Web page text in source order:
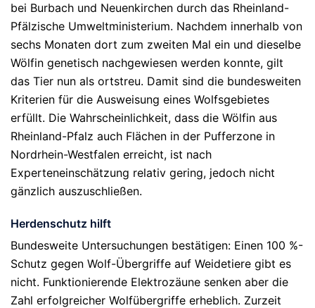
bei Burbach und Neuenkirchen durch das Rheinland-
Pfälzische Umweltministerium. Nachdem innerhalb von
sechs Monaten dort zum zweiten Mal ein und dieselbe
Wölfin genetisch nachgewiesen werden konnte, gilt
das Tier nun als ortstreu. Damit sind die bundesweiten
Kriterien für die Ausweisung eines Wolfsgebietes
erfüllt. Die Wahrscheinlichkeit, dass die Wölfin aus
Rheinland-Pfalz auch Flächen in der Pufferzone in
Nordrhein-Westfalen erreicht, ist nach
Experteneinschätzung relativ gering, jedoch nicht
gänzlich auszuschließen.
Herdenschutz hilft
Bundesweite Untersuchungen bestätigen: Einen 100 %-
Schutz gegen Wolf-Übergriffe auf Weidetiere gibt es
nicht. Funktionierende Elektrozäune senken aber die
Zahl erfolgreicher Wolfübergriffe erheblich. Zurzeit